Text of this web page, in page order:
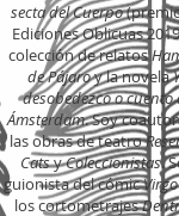
secta del Cuerpo
Ediciones Oblicuas
colección de relatos
de Pájaroy la novela
desobedezco o cuento
Ámsterdam. Soy
las obras de teatro
CatsyColeccionistas.
guionista del cómicVirgo
los cortometrajes